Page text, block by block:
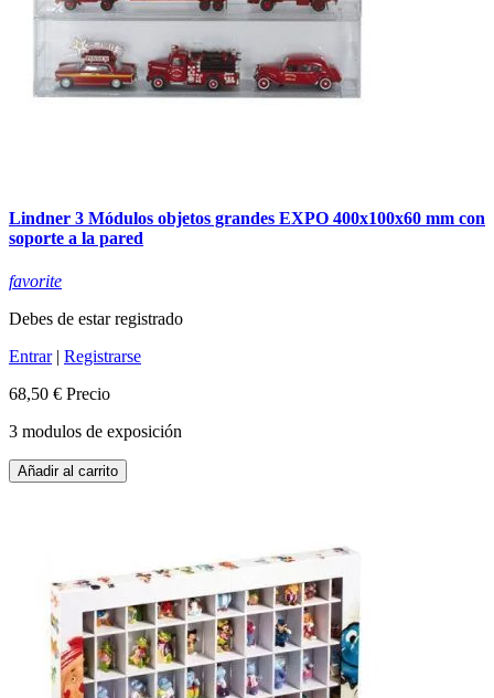
Lindner 3 Módulos objetos grandes EXPO 400x100x60 mm con
soporte a la pared
favorite
Debes de estar registrado
Entrar| Registrarse
68,50 € Precio
3 modulos de exposición
Añadir al carrito